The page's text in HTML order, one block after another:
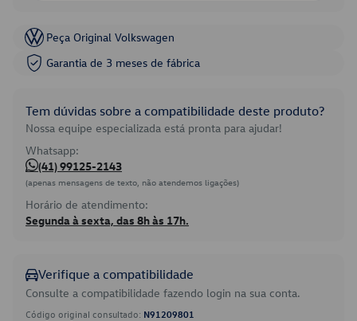
Peça Original Volkswagen
Garantia de 3 meses de fábrica
Tem dúvidas sobre a compatibilidade deste produto?
Nossa equipe especializada está pronta para ajudar!
Whatsapp:
(41) 99125-2143
(apenas mensagens de texto, não atendemos ligações)
Horário de atendimento:
Segunda à sexta, das 8h às 17h.
Verifique a compatibilidade
Consulte a compatibilidade fazendo login na sua conta.
Código original consultado: N91209801